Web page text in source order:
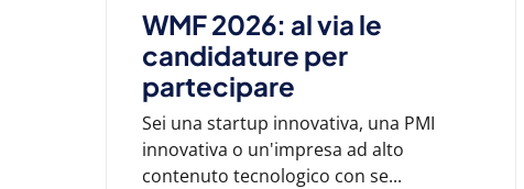
WMF 2026: al via le
candidature per
partecipare
Sei una startup innovativa, una PMI
innovativa o un'impresa ad alto
contenuto tecnologico con se...